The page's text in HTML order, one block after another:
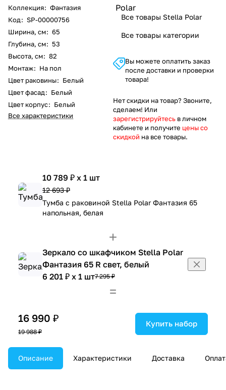
Коллекция: Фантазия
Код: SP-00000756
Ширина, см: 65
Глубина, см: 53
Высота, см: 82
Монтаж: На пол
Цвет раковины: Белый
Цвет фасад: Белый
Цвет корпус: Белый
Все характеристики
Все товары Stella Polar
Все товары категории
Вы можете оплатить заказ
после доставки и проверки
товара!
Нет скидки на товар? Звоните,
сделаем! Или
зарегистрируйтесь в личном
кабинете и получите цены со
скидкой на все товары.
10 789 ₽ x 1 шт
12 693 ₽
Тумба с раковиной Stella Polar Фантазия 65
напольная, белая
Зеркало со шкафчиком Stella Polar
Фантазия 65 R свет, белый
6 201 ₽ x 1 шт7 295 ₽
16 990 ₽
19 988 ₽
Купить набор
Описание Характеристики Доставка